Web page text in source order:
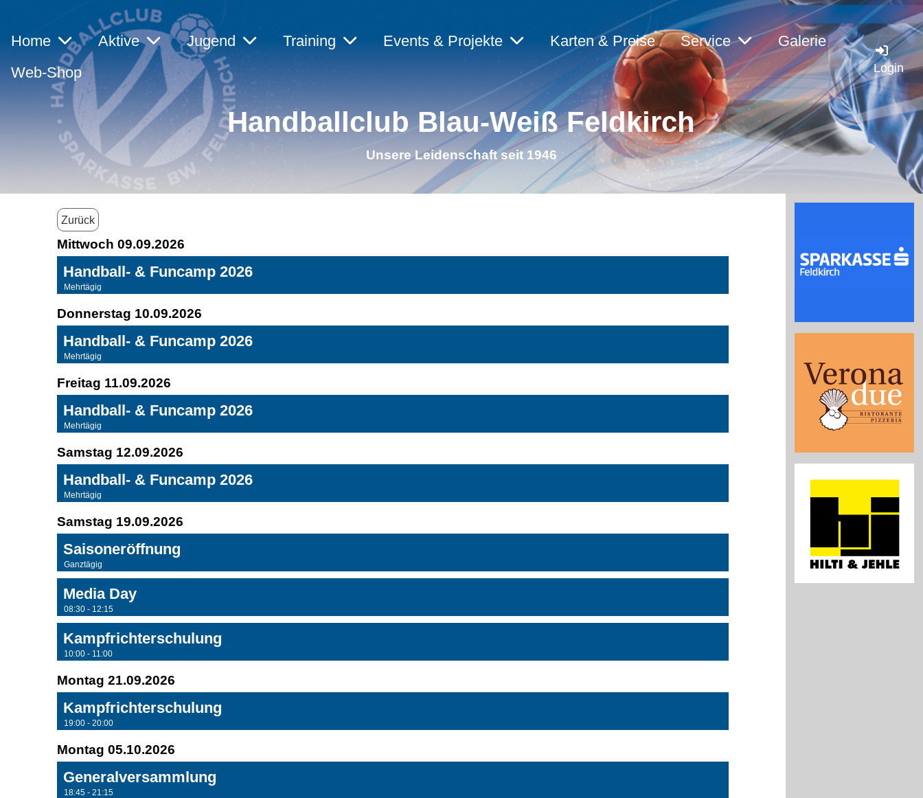
Home Aktive Jugend Training Events & Projekte Karten & Preise Service
Galerie
Web-Shop
Login
Handballclub Blau-Weiß Feldkirch
Unsere Leidenschaft seit 1946
Zurück
Mittwoch 09.09.2026
Handball- & Funcamp 2026
Mehrtägig
Donnerstag 10.09.2026
Handball- & Funcamp 2026
Mehrtägig
Freitag 11.09.2026
Handball- & Funcamp 2026
Mehrtägig
Samstag 12.09.2026
Handball- & Funcamp 2026
Mehrtägig
Samstag 19.09.2026
Saisoneröffnung
Ganztägig
Media Day
08:30 - 12:15
Kampfrichterschulung
10:00 - 11:00
Montag 21.09.2026
Kampfrichterschulung
19:00 - 20:00
Montag 05.10.2026
Generalversammlung
18:45 - 21:15